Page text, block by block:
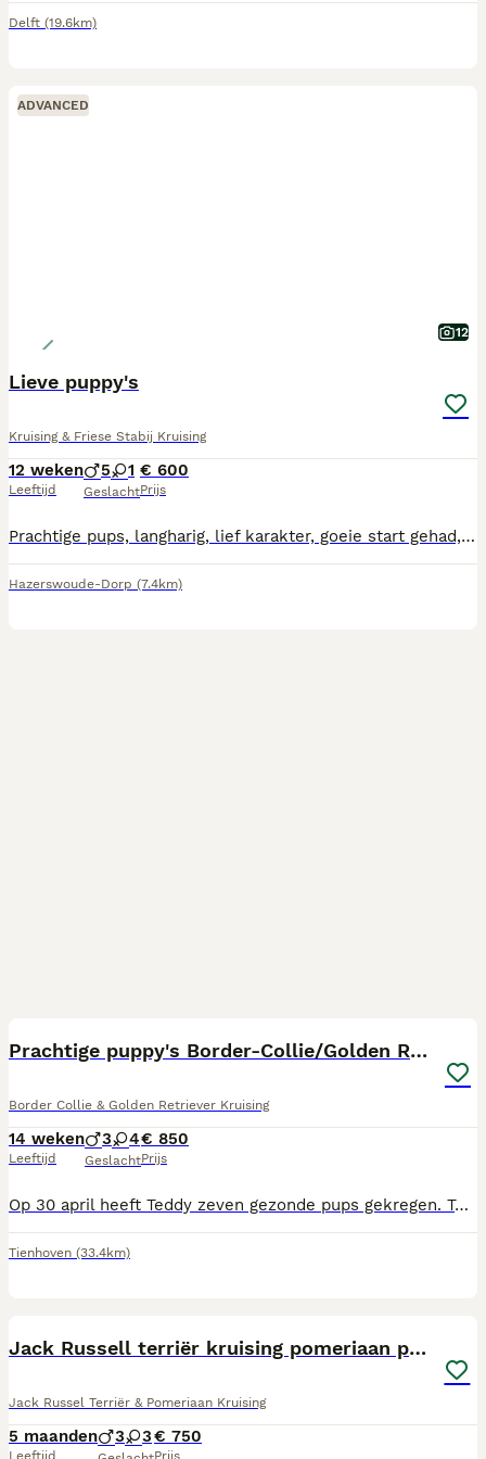
Delft (19.6km)
ADVANCED
12
Lieve puppy's
Kruising & Friese Stabij Kruising
12 weken
Leeftijd
5 1
Geslacht
€ 600
Prijs
Prachtige pups, langharig, lief karakter, goeie start gehad, krijgen veel aandacht van kinderen, zoeken een fijn baasje.
Hazerswoude-Dorp (7.4km)
Prachtige puppy's Border-Collie/Golden Retriever
Border Collie & Golden Retriever Kruising
14 weken
Leeftijd
3 4
Geslacht
€ 850
Prijs
Op 30 april heeft Teddy zeven gezonde pups gekregen. Teddy is een bijna raszuivere Border Collie. Vijf generaties eerder hebben we ooit een boerenfox pup gekocht. Toen is er steeds een Border Collie ingekruist. En nu vijf generaties later hebben we heel veel plezier van onze lieve Teddy, die alle kenmerken van een Border Collie laat zien. Ze is gedekt door een raszuivere Golden Retriever, een show-lijn. Bij de pups is de drang om te drijven en dan uit. De pups doen het goed. Ze groeien als kool. Ze zijn al twee keer ontwormd en op de zesde week gebeurt dat nog een keer. Daarnaast krijgen ze dan hun eerste enting en chip. Ze worden goed gesocialiseerd, vooral door de kinderen en kleinkinderen. Deze pups zijn leergierig en intelligent. Je kunt ze veel leren en worden heel aanhankelijk. Er is één teefje niet beschikbaar. Die mag bij ons blijven wonen. Daar hebben we veel zin in. De andere pups mogen weg als ze acht weken oud zijn. We willen wel overtuigd zijn dat ze op een goed adres terechtkomen. Interesse? Neem gerust contact op. Niet op zondag, dat is onze rustdag.
Tienhoven (33.4km)
Jack Russell terriër kruising pomeriaan pups 🐾
Jack Russel Terriër & Pomeriaan Kruising
5 maanden
Leeftijd
3 3€ 750
Prijs